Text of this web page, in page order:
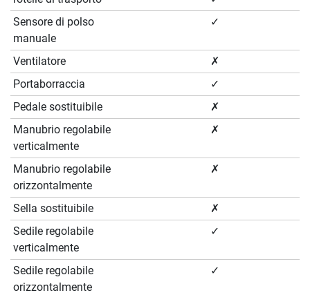
Sensore di polso
manuale
✓
Ventilatore
✗
Portaborraccia
✓
Pedale sostituibile
✗
Manubrio regolabile
verticalmente
✗
Manubrio regolabile
orizzontalmente
✗
Sella sostituibile
✗
Sedile regolabile
verticalmente
✓
Sedile regolabile
orizzontalmente
✓